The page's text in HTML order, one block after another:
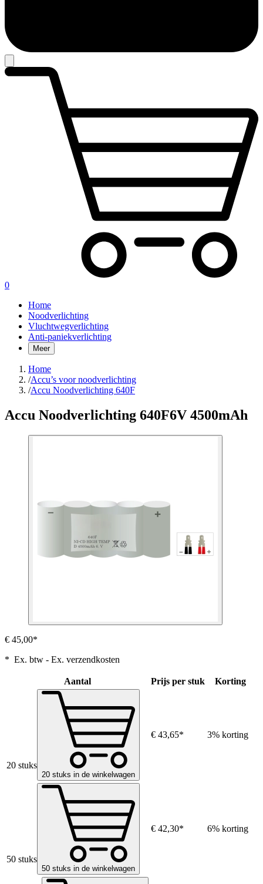
0
Home
Noodverlichting
Vluchtwegverlichting
Anti-paniekverlichting
Meer
Home
/Accu’s voor noodverlichting
/Accu Noodverlichting 640F
Accu Noodverlichting 640F6V 4500mAh
€ 45,00*
* Ex. btw - Ex. verzendkosten
Aantal Prijs per stuk Korting
20 stuks
20 stuks in de winkelwagen
€ 43,65* 3% korting
50 stuks
50 stuks in de winkelwagen
€ 42,30* 6% korting